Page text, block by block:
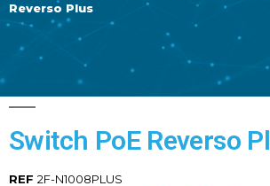
Reverso Plus
Switch PoE Reverso
REF 2F-N1008PLUS